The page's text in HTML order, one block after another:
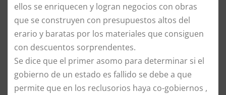
ellos se enriquecen y logran negocios con obras
que se construyen con presupuestos altos del
erario y baratas por los materiales que consiguen
con descuentos sorprendentes.
Se dice que el primer asomo para determinar si el
gobierno de un estado es fallido se debe a que
permite que en los reclusorios haya co-gobiernos ,